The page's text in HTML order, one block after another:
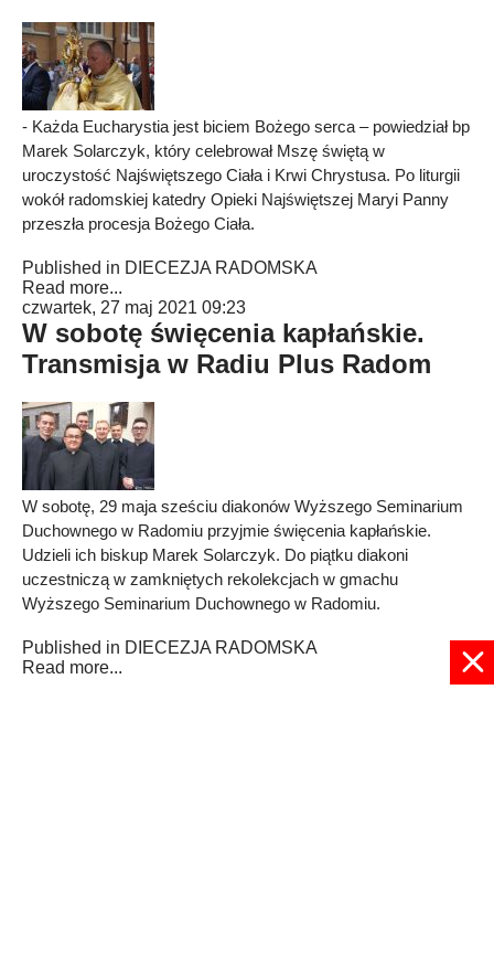
- Każda Eucharystia jest biciem Bożego serca – powiedział bp
Marek Solarczyk, który celebrował Mszę świętą w
uroczystość Najświętszego Ciała i Krwi Chrystusa. Po liturgii
wokół radomskiej katedry Opieki Najświętszej Maryi Panny
przeszła procesja Bożego Ciała.
Published in DIECEZJA RADOMSKA
Read more...
czwartek, 27 maj 2021 09:23
W sobotę święcenia kapłańskie.
Transmisja w Radiu Plus Radom
W sobotę, 29 maja sześciu diakonów Wyższego Seminarium
Duchownego w Radomiu przyjmie święcenia kapłańskie.
Udzieli ich biskup Marek Solarczyk. Do piątku diakoni
uczestniczą w zamkniętych rekolekcjach w gmachu
Wyższego Seminarium Duchownego w Radomiu.
Published in DIECEZJA RADOMSKA
Read more...